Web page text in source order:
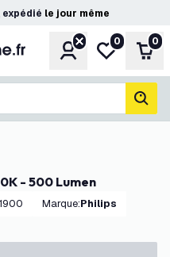
expédié le jour même
CompteMa liste de
0 0
- 500 Lumen
Marque: Philips